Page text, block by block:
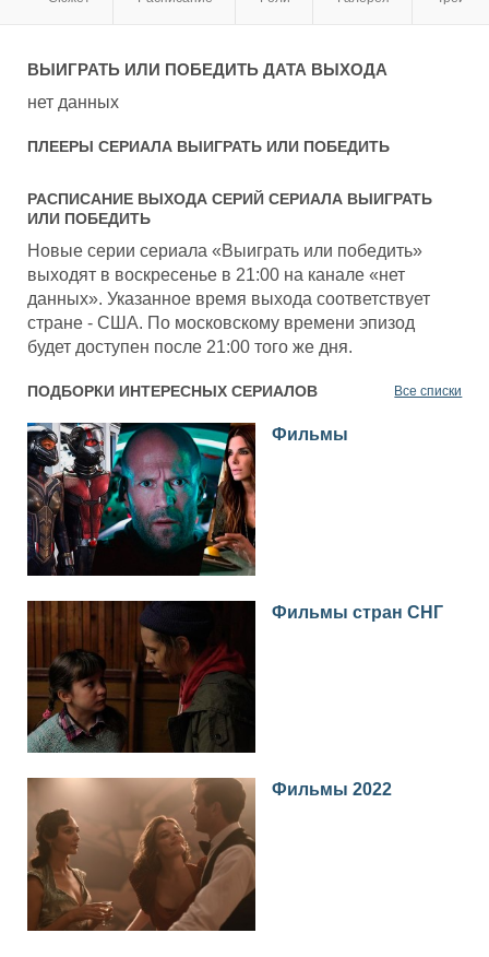
ВЫИГРАТЬ ИЛИ ПОБЕДИТЬДАТА ВЫХОДА
нет данных
ПЛЕЕРЫ СЕРИАЛА ВЫИГРАТЬ ИЛИ ПОБЕДИТЬ
РАСПИСАНИЕ ВЫХОДА СЕРИЙ СЕРИАЛА ВЫИГРАТЬ
ИЛИ ПОБЕДИТЬ
Новые серии сериала «Выиграть или победить»
выходят в воскресенье в 21:00 на канале «нет
данных». Указанное время выхода соответствует
стране - США. По московскому времени эпизод
будет доступен после 21:00 того же дня.
ПОДБОРКИ ИНТЕРЕСНЫХ СЕРИАЛОВ Все списки
Фильмы
Фильмы стран СНГ
Фильмы 2022